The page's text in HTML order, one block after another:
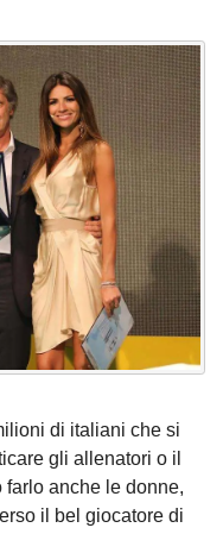
di italiani che si
gli allenatori o il
farlo anche le donne,
il bel giocatore di